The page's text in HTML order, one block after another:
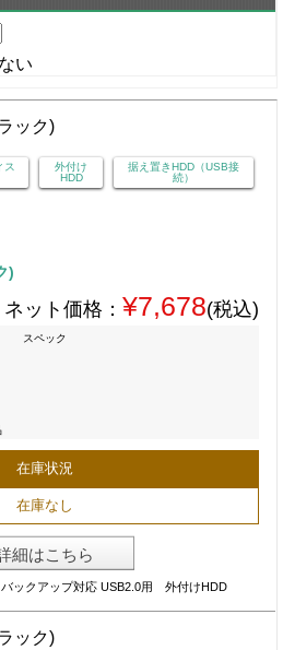
い
ス
外付け
HDD
据え置きHDD（USB接
続）
)
ネット価格： ¥7,678(税込)
スペック
在庫状況
在庫なし
細はこちら
ックアップ対応 USB2.0用 外付けHDD